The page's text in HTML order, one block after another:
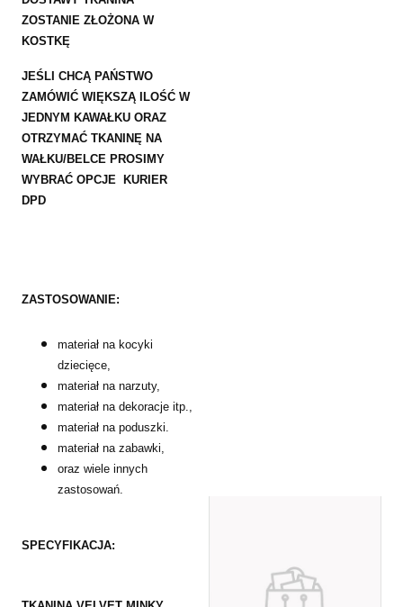
ZOSTANIE ZŁOŻONA W
KOSTKĘ
JEŚLI CHCĄ PAŃSTWO
ZAMÓWIĆ WIĘKSZĄ ILOŚĆ W
JEDNYM KAWAŁKU ORAZ
OTRZYMAĆ TKANINĘ NA
WAŁKU/BELCE PROSIMY
WYBRAĆ OPCJE KURIER
DPD
ZASTOSOWANIE:
materiał na kocyki
dziecięce,
materiał na narzuty,
materiał na dekoracje itp.,
materiał na poduszki.
materiał na zabawki,
oraz wiele innych
zastosowań.
SPECYFIKACJA: